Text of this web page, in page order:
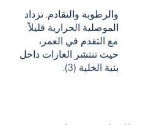
بنية الخلية (3).